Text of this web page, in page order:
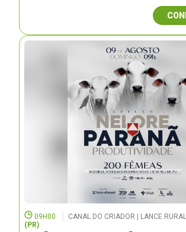
09H00 CANAL DO CRIADOR | LANCE RURAL
(PR)